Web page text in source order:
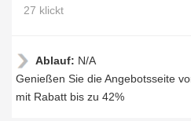
27 klickt
Ablauf: N/A
Genießen Sie die Angebotsseite
mit Rabatt bis zu 42%